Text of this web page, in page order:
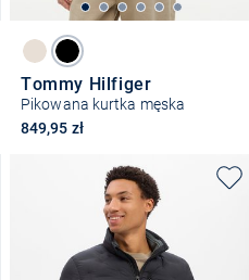
Tommy Hilfiger
Pikowana kurtka męska
849,95 zł